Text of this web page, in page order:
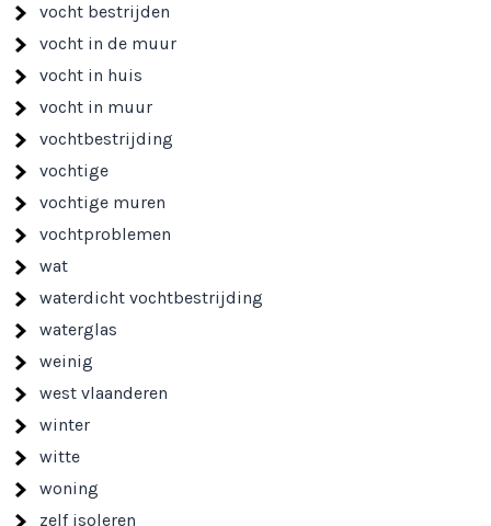
vocht bestrijden
vocht in de muur
vocht in huis
vocht in muur
vochtbestrijding
vochtige
vochtige muren
vochtproblemen
wat
waterdicht vochtbestrijding
waterglas
weinig
west vlaanderen
winter
witte
woning
zelf isoleren